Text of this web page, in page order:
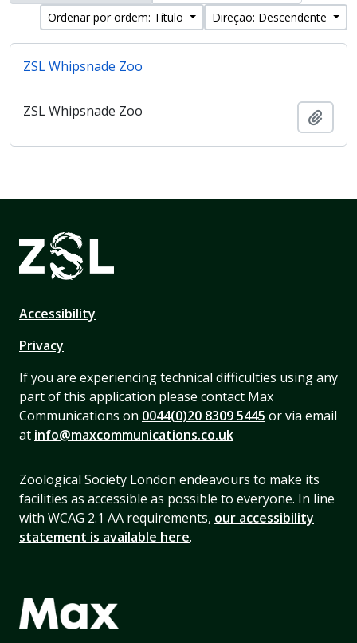
Ordenar por ordem: Título
Direção: Descendente
ZSL Whipsnade Zoo
ZSL Whipsnade Zoo
Accessibility
Privacy
If you are experiencing technical difficulties using any
part of this application please contact Max
Communications on 0044(0)20 8309 5445 or via email
at info@maxcommunications.co.uk
Zoological Society London endeavours to make its
facilities as accessible as possible to everyone. In line
with WCAG 2.1 AA requirements, our accessibility
statement is available here.